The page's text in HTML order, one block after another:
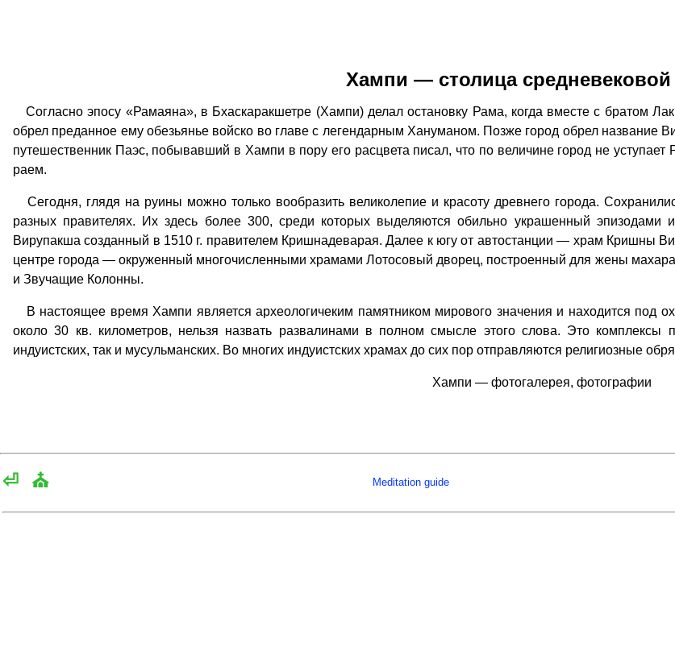
Хампи — столица
Согласно эпосу «Рамаяна», в Бхаскаракшетре (Хампи) делал остановку Рама, когда вместе с братом
обрел преданное ему обезьянье войско во главе с легендарным Хануманом. Позже город обрел название
путешественник Паэс, побывавший в Хампи в пору его расцвета писал, что по величине город не
раем.
Сегодня, глядя на руины можно только вообразить великолепие и красоту древнего города.
разных правителях. Их здесь более 300, среди которых выделяются обильно украшенный
Вирупакша созданный в 1510 г. правителем Кришнадеварая. Далее к югу от автостанции — храм Кришны
центре города — окруженный многочисленными храмами Лотосовый дворец, построенный для жены
и Звучащие Колонны.
В настоящее время Хампи является археологичеким памятником мирового значения и находится
около 30 кв. километров, нельзя назвать развалинами в полном смысле этого слова. Это комплексы
индуистских, так и мусульманских. Во многих индуистских храмах до сих пор отправляются религиозные
Хампи — фотогалерея, фотографии
⏎ ⛪ Meditation guide